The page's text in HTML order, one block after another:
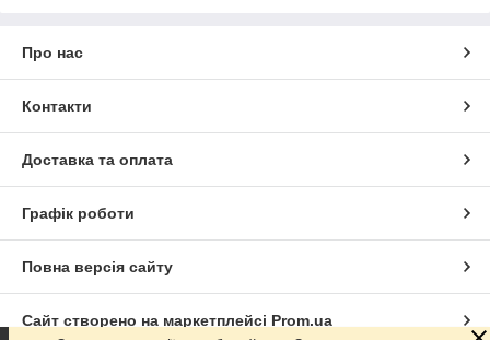
Про нас
Контакти
Доставка та оплата
Графік роботи
Повна версія сайту
Сайт створено на маркетплейсі Prom.ua